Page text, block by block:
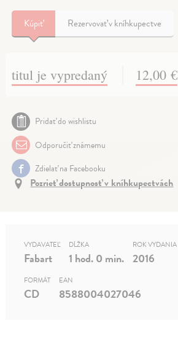
Kúpiť Rezervovať v kníhkupectve
titul je vypredaný 12,00 €
Pridať do wishlistu
Odporučiť známemu
Zdielať na Facebooku
Pozrieť dostupnosť v kníhkupectvách
VYDAVATEĽ
Fabart
DĹŽKA
1 hod. 0 min.
ROK VYDANIA
2016
FORMÁT
CD
EAN
8588004027046